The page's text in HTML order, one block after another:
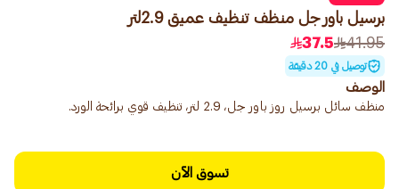
برسيل باور جل منظف تنظيف عميق 2.9لتر
41.95
37.5
توصيل في 20 دقيقة
الوصف
منظف ​​سائل برسيل روز باور جل، 2.9 لتر، تنظيف قوي برائحة الورد.
تسوق الآن